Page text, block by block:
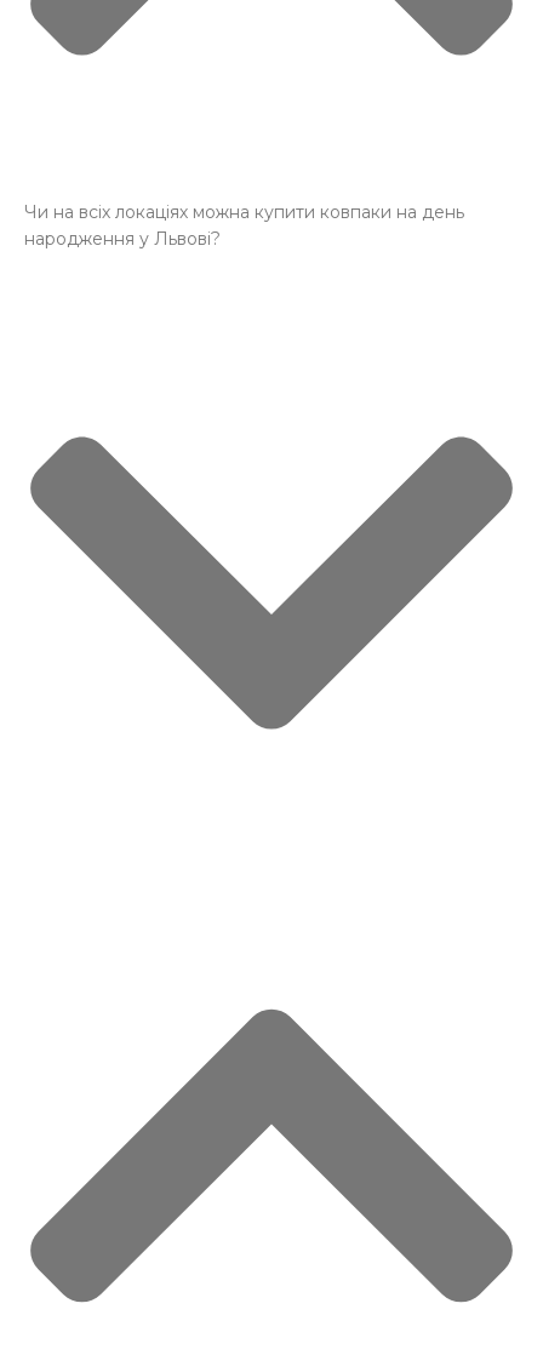
Чи на всіх локаціях можна купити ковпаки на день
народження у Львові?